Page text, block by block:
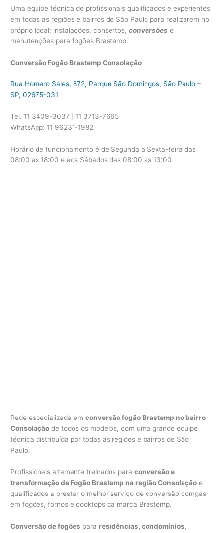
Uma equipe técnica de profissionais qualificados e experientes
em todas as regiões e bairros de São Paulo para realizarem no
próprio local: instalações, consertos,conversões e
manutenções para fogões Brastemp.
Conversão Fogão Brastemp Consolação
Rua Homero Sales, 872, Parque São Domingos, São Paulo –
SP, 02675-031
Tel. 11 3409-3037 | 11 3713-7665
WhatsApp: 11 96231-1982
Horário de funcionamento é de Segunda a Sexta-feira das
08:00 as 18:00 e aos Sábados das 08:00 as 13:00
Rede especializada emconversão fogão Brastemp no bairro
Consolação de todos os modelos, com uma grande equipe
técnica distribuída por todas as regiões e bairros de São
Paulo.
Profissionais altamente treinados paraconversão e
transformação de Fogão Brastemp na região Consolação e
qualificados a prestar o melhor serviço de conversão comgás
em fogões, fornos e cooktops da marca Brastemp.
Conversão de fogões para residências, condomínios,